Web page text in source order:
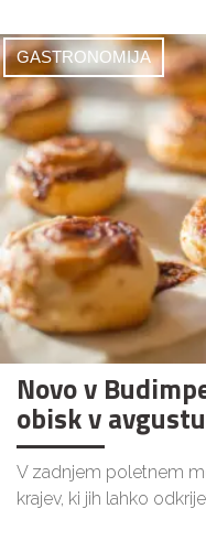
GASTRONOMIJA
Novo v
obisk v avgustu
V zadnjem poletnem
krajev, ki jih lahko